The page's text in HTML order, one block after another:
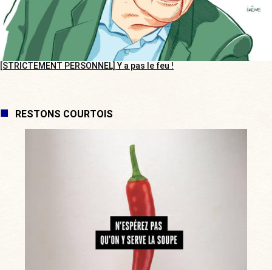
[STRICTEMENT PERSONNEL] Y a pas le feu !
RESTONS COURTOIS